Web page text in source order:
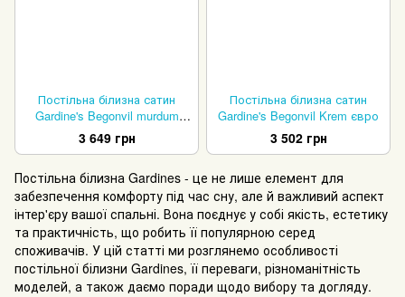
Постільна білизна сатин
Gardine's Begonvil murdum
євро
3 649 грн
Постільна білизна сатин
Gardine's Begonvil Krem євро
3 502 грн
Постільна білизна Gardines - це не лише елемент для
забезпечення комфорту під час сну, але й важливий аспект
інтер'єру вашої спальні. Вона поєднує у собі якість, естетику
та практичність, що робить її популярною серед
споживачів. У цій статті ми розглянемо особливості
постільної білизни Gardines, її переваги, різноманітність
моделей, а також даємо поради щодо вибору та догляду.